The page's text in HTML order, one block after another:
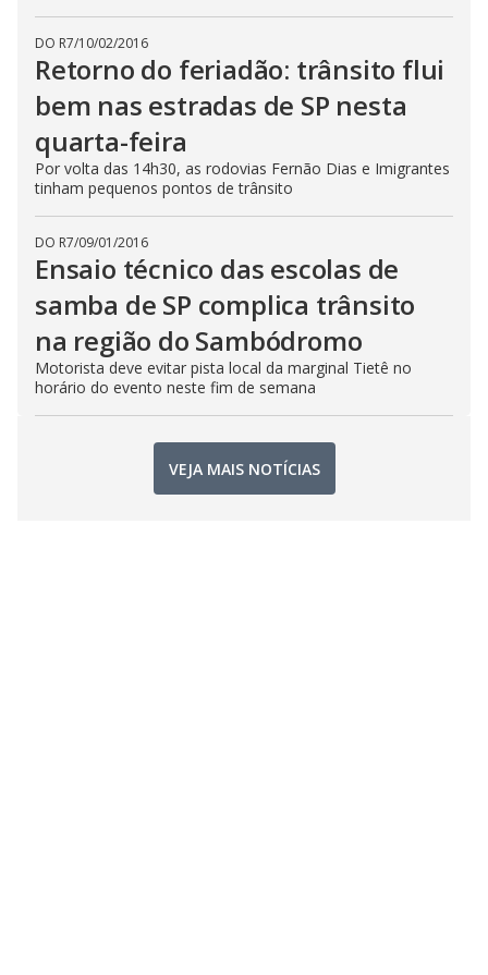
DO R7/10/02/2016
Retorno do feriadão: trânsito flui
bem nas estradas de SP nesta
quarta-feira
Por volta das 14h30, as rodovias Fernão Dias e Imigrantes
tinham pequenos pontos de trânsito
DO R7/09/01/2016
Ensaio técnico das escolas de
samba de SP complica trânsito
na região do Sambódromo
Motorista deve evitar pista local da marginal Tietê no
horário do evento neste fim de semana
VEJA MAIS NOTÍCIAS